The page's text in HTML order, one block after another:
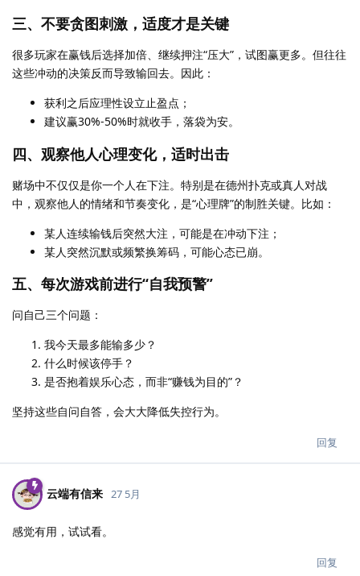
三、不要贪图刺激，适度才是关键
很多玩家在赢钱后选择加倍、继续押注“压大”，试图赢更多。但往往
这些冲动的决策反而导致输回去。因此：
获利之后应理性设立止盈点；
建议赢30%-50%时就收手，落袋为安。
四、观察他人心理变化，适时出击
赌场中不仅仅是你一个人在下注。特别是在德州扑克或真人对战
中，观察他人的情绪和节奏变化，是“心理牌”的制胜关键。比如：
某人连续输钱后突然大注，可能是在冲动下注；
某人突然沉默或频繁换筹码，可能心态已崩。
五、每次游戏前进行“自我预警”
问自己三个问题：
我今天最多能输多少？
什么时候该停手？
是否抱着娱乐心态，而非“赚钱为目的”？
坚持这些自问自答，会大大降低失控行为。
回复
云端有信来 27 5月
感觉有用，试试看。
回复